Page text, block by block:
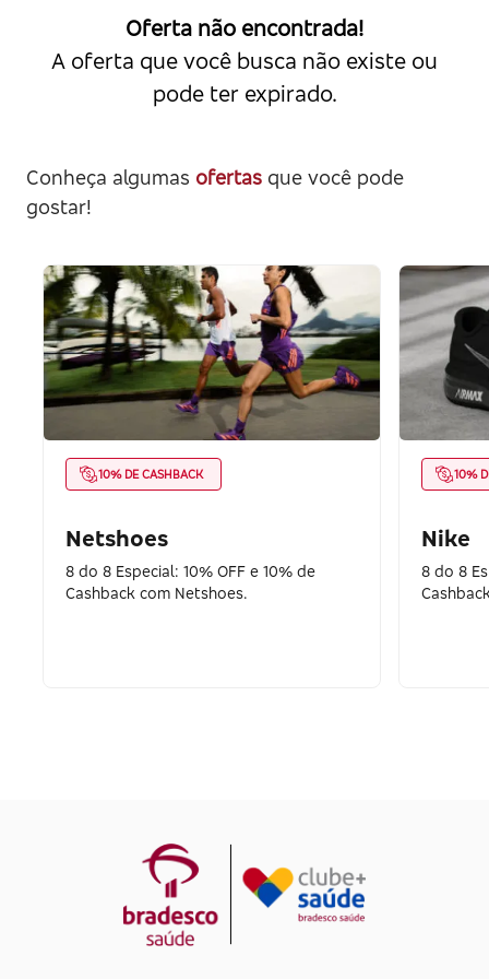
Oferta não encontrada!
A oferta que você busca não existe ou
pode ter expirado.
Conheça algumas ofertas que você pode
gostar!
10% DE CASHBACK
Netshoes
8 do 8 Especial: 10% OFF e 10% de
Cashback com Netshoes.
10%
Nike
8 do 8